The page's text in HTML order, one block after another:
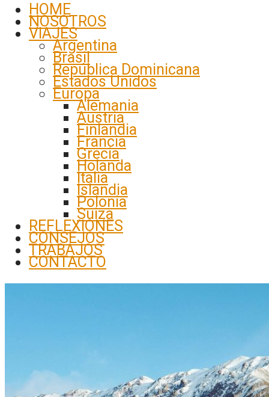
HOME
NOSOTROS
VIAJES
Argentina
Brasil
República Dominicana
Estados Unidos
Europa
Alemania
Austria
Finlandia
Francia
Grecia
Holanda
Italia
Islandia
Polonia
Suiza
REFLEXIONES
CONSEJOS
TRABAJOS
CONTACTO